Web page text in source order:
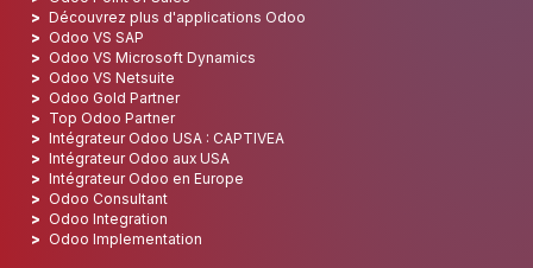
Découvrez plus d'applications Odoo
Odoo VS SAP
Odoo VS Microsoft Dynamics
Odoo VS Netsuite
Odoo Gold Partner
Top Odoo Partner
Intégrateur Odoo USA : CAPTIVEA
Intégrateur Odoo aux USA
Intégrateur Odoo en Europe
Odoo Consultant
Odoo Integration
Odoo Implementation